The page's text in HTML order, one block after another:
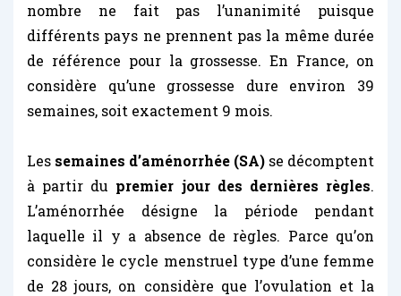
nombre ne fait pas l’unanimité puisque
différents pays ne prennent pas la même durée
de référence pour la grossesse. En France, on
considère qu’une grossesse dure environ 39
semaines, soit exactement 9 mois.
Les semaines d’aménorrhée (SA) se décomptent
à partir du premier jour des dernières règles.
L’aménorrhée désigne la période pendant
laquelle il y a absence de règles. Parce qu’on
considère le cycle menstruel type d’une femme
de 28 jours, on considère que l’ovulation et la